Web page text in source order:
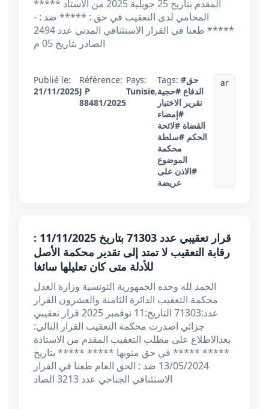
المقدم بتاريخ 25 جويلية 2025 من الأستاذ *****
المحامي لدى التعقيب في حق : ***** ضد : -
***** طعنا في القرار الاستئنافي المدني عدد 2494
الصادر بتاريخ 05 م
Publié le:
21/11/2025
Référence:
J P
88481/2025
Pays:
Tunisie,
Tags: #حق
الدفاع #حجية
تقرير الاختبار
#إمضاء
القضاة #لائحة
الحكم #سلطة
محكمة
الموضوع
#الاذن على
عريضة
ar
قرار تعقيبي عدد 71303 بتاريخ 11/11/2025 :
رقابة التعقيب لا تمتد إلى تقدير محكمة الأصل
للأدلة متى كان تعليلها سائغا
الحمد لله وحده الجمهورية التونسية وزارة العدل
محكمة التعقيب الدائرة الثامنة والعشرون القرار
عدد:71303 التاريخ:11 نوفمبر 2025 قرار تعقيبي
جزائي اصدرت محكمة التعقيب القرار التالي:
بعدالاطلاع على مطلب التعقيب المقدم من الاستاذة
***** ***** في حق منوبها ***** ***** بتاريخ
13/05/2024 ضد : الحق العام طعنا في القرار
الاستئنافي الجناحي عدد 3213 الصاد